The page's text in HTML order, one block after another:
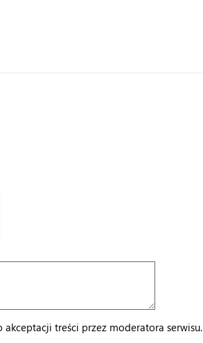
treści przez moderatora serwisu.